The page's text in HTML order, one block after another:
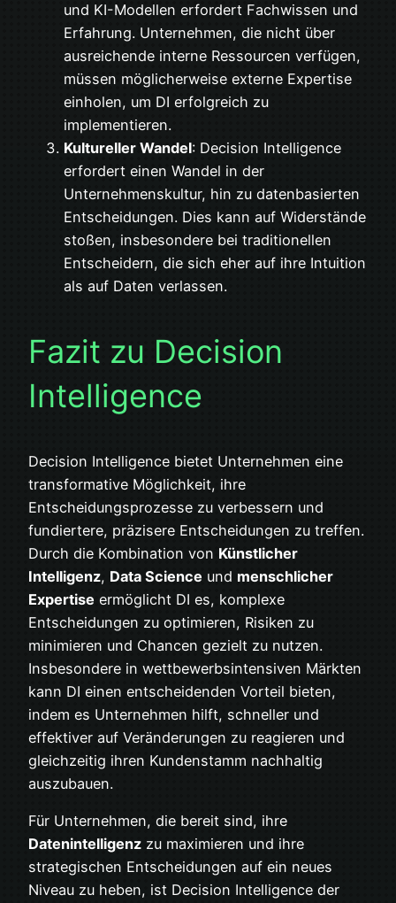
und KI-Modellen erfordert Fachwissen und
Erfahrung. Unternehmen, die nicht über
ausreichende interne Ressourcen verfügen,
müssen möglicherweise externe Expertise
einholen, um DI erfolgreich zu
implementieren.
Kultureller Wandel: Decision Intelligence
erfordert einen Wandel in der
Unternehmenskultur, hin zu datenbasierten
Entscheidungen. Dies kann auf Widerstände
stoßen, insbesondere bei traditionellen
Entscheidern, die sich eher auf ihre Intuition
als auf Daten verlassen.
Fazit zu Decision
Intelligence
Decision Intelligence bietet Unternehmen eine
transformative Möglichkeit, ihre
Entscheidungsprozesse zu verbessern und
fundiertere, präzisere Entscheidungen zu treffen.
Durch die Kombination von Künstlicher
Intelligenz, Data Science und menschlicher
Expertise ermöglicht DI es, komplexe
Entscheidungen zu optimieren, Risiken zu
minimieren und Chancen gezielt zu nutzen.
Insbesondere in wettbewerbsintensiven Märkten
kann DI einen entscheidenden Vorteil bieten,
indem es Unternehmen hilft, schneller und
effektiver auf Veränderungen zu reagieren und
gleichzeitig ihren Kundenstamm nachhaltig
auszubauen.
Für Unternehmen, die bereit sind, ihre
Datenintelligenz zu maximieren und ihre
strategischen Entscheidungen auf ein neues
Niveau zu heben, ist Decision Intelligence der